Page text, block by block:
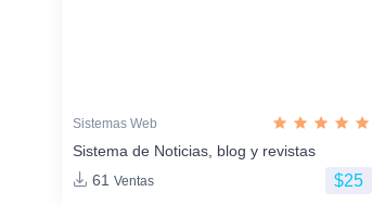
Sistemas Web
Sistema de Noticias, blog y revistas
61 Ventas $25